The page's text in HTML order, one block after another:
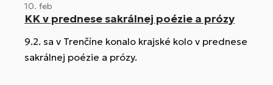
10. feb
KK v prednese sakrálnej poézie a prózy
9.2. sa v Trenčíne konalo krajské kolo v prednese
sakrálnej poézie a prózy.